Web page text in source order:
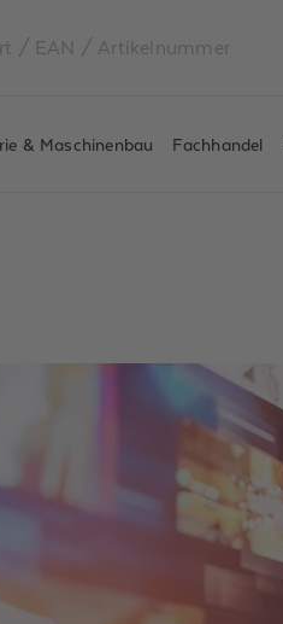
& Maschinenbau Fachhandel